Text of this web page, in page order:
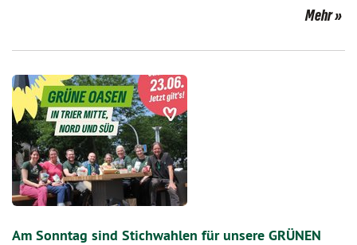
Mehr
Am Sonntag sind Stichwahlen für unsere GRÜNEN